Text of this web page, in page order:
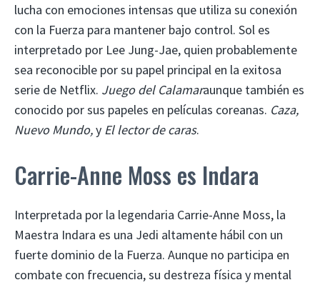
lucha con emociones intensas que utiliza su conexión
con la Fuerza para mantener bajo control. Sol es
interpretado por Lee Jung-Jae, quien probablemente
sea reconocible por su papel principal en la exitosa
serie de Netflix. Juego del Calamaraunque también es
conocido por sus papeles en películas coreanas. Caza,
Nuevo Mundo,y El lector de caras.
Carrie-Anne Moss es Indara
Interpretada por la legendaria Carrie-Anne Moss, la
Maestra Indara es una Jedi altamente hábil con un
fuerte dominio de la Fuerza. Aunque no participa en
combate con frecuencia, su destreza física y mental